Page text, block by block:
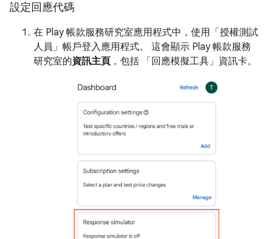
設定回應代碼
在 Play 帳款服務研究室應用程式中，使用「授權測試
人員」 帳戶登入應用程式。 這會顯示 Play 帳款服務
研究室的資訊主頁 ，包括 「回應模擬工具」 資訊卡。